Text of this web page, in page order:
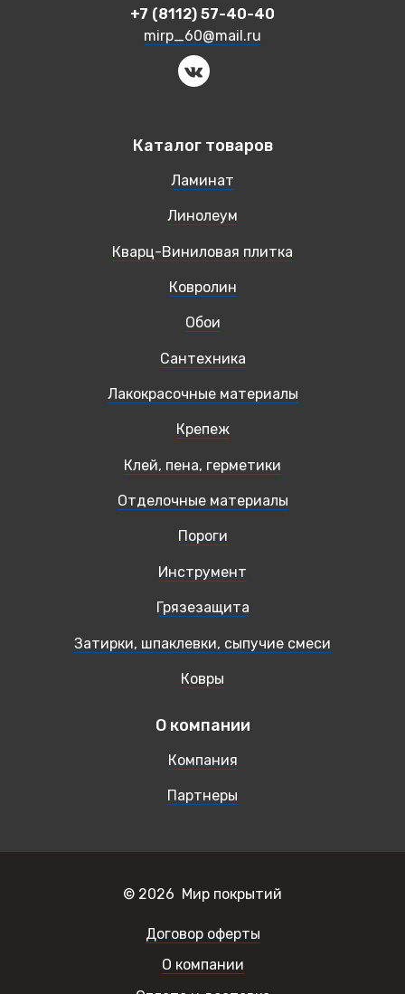
+7 (8112) 57-40-40
mirp_60@mail.ru
Каталог товаров
Ламинат
Линолеум
Кварц-Виниловая плитка
Ковролин
Обои
Сантехника
Лакокрасочные материалы
Крепеж
Клей, пена, герметики
Отделочные материалы
Пороги
Инструмент
Грязезащита
Затирки, шпаклевки, сыпучие смеси
Ковры
О компании
Компания
Партнеры
© 2026 Мир покрытий
Договор оферты
О компании